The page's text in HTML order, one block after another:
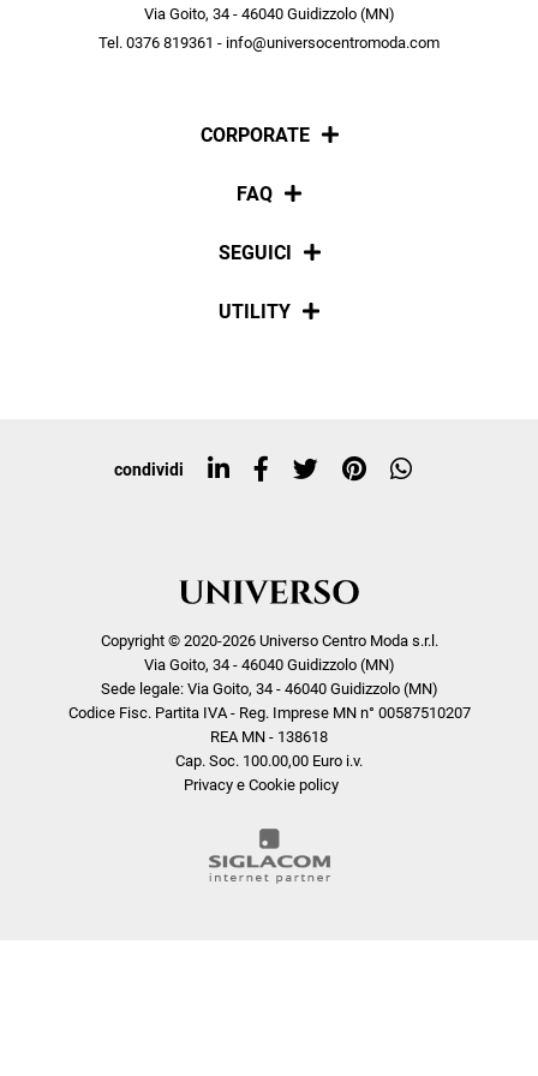
Via Goito, 34 - 46040 Guidizzolo (MN)
Tel. 0376 819361 - info@universocentromoda.com
CORPORATE
Chi siamo
FAQ
Pagamenti
SEGUICI
Social
UTILITY
Top ricerche
condividi
Copyright © 2020-2026 Universo Centro Moda s.r.l.
Via Goito, 34 - 46040 Guidizzolo (MN)
Sede legale: Via Goito, 34 - 46040 Guidizzolo (MN)
Codice Fisc. Partita IVA - Reg. Imprese MN n° 00587510207
REA MN - 138618
Cap. Soc. 100.00,00 Euro i.v.
Privacy e Cookie policy
scopri in anteprima le offerte in esclusiva a te riservate.
ISCRIVITI